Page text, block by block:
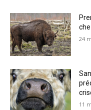
24
11